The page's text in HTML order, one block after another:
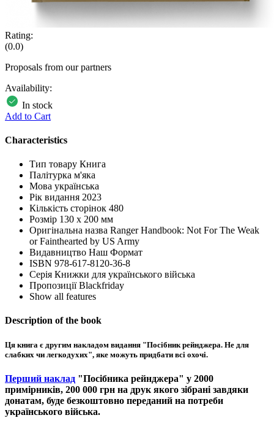
Rating:
(0.0)
Proposals from our partners
Availability:
In stock
Add to Cart
Characteristics
Тип товару Книга
Палітурка м'яка
Мова українська
Рік видання 2023
Кількість сторінок 480
Розмір 130 х 200 мм
Оригінальна назва Ranger Handbook: Not For The Weak
or Fainthearted by US Army
Видавництво Наш Формат
ISBN 978-617-8120-36-8
Серія Книжки для українського війська
Пропозиції Blackfriday
Show all features
Description of the book
Ця книга є другим накладом видання "Посібник рейнджера. Не для
слабких чи легкодухих", яке можуть придбати всі охочі.
Перший наклад "Посібника рейнджера" у 2000
примірників, 200 000 грн на друк якого зібрані завдяки
донатам, буде безкоштовно переданий на потреби
українського війська.